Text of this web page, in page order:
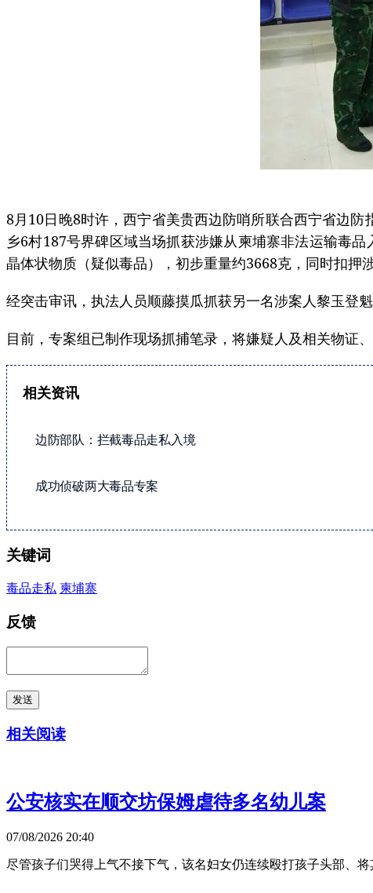
8月10日晚8时许，西宁省美贵西边防哨所联合西宁省边
乡6村187号界碑区域当场抓获涉嫌从柬埔寨非法运输毒
晶体状物质（疑似毒品），初步重量约3668克，同时扣押
经突击审讯，执法人员顺藤摸瓜抓获另一名涉案人黎玉登
目前，专案组已制作现场抓捕笔录，将嫌疑人及相关物证
相关资讯
边防部队：拦截毒品走私入境
成功侦破两大毒品专案
关键词
毒品走私 柬埔寨
反馈
发送
相关阅读
公安核实在顺交坊保姆虐待多名幼儿案
07/08/2026 20:40
尽管孩子们哭得上气不接下气，该名妇女仍连续殴打孩子头部、